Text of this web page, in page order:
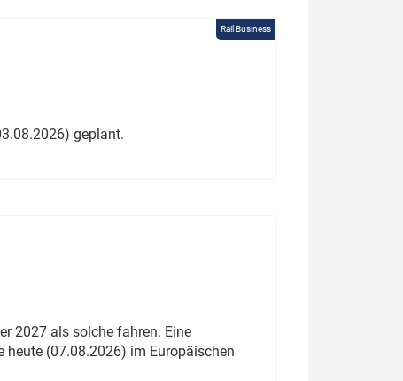
Rail Business
geplant.
2027 als solche fahren. Eine
heute (07.08.2026) im Europäischen